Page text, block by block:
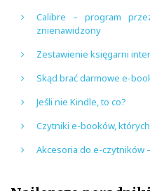
Calibre – program
znienawidzony
Zestawienie księgarni
Skąd brać darmowe e-
Jeśli nie Kindle, to co?
Czytniki e-booków,
Akcesoria do e-czytników